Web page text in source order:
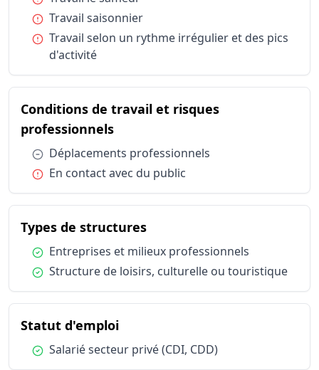
Horaires et durée du travail
Horaires et durée du travail
Travail
Conditions de travail et risques professionnels
Conditions de travail et risques professionnels
En
Types de structures
Types de structures
Statut d'emploi
Condition :
Travail saisonnier
Condition :
Travail selon un rythme irrégulier et des pics
d'activité
Conditions de travail et risques
professionnelsdu métier Assistant /
Condition :
Déplacements professionnels
Condition :
En contact avec du public
Types de structuresdu métier Assistant /
Condition :
Entreprises et milieux professionnels
Condition :
Structure de loisirs, culturelle ou touristique
Statut d'emploidu métier Assistant /
Condition :
Salarié secteur privé (CDI, CDD)